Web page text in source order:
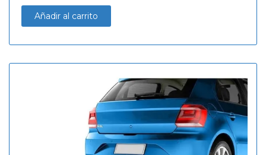
Añadir al carrito